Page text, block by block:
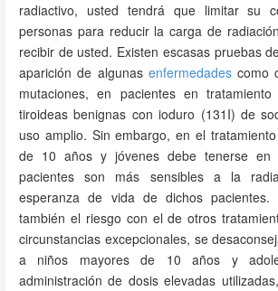
radiactivo, usted tendrá que limitar su
personas para reducir la carga de
recibir de usted. Existen escasas pruebas
aparición de algunas enfermedadescomo
mutaciones, en pacientes en
tiroideas benignas con ioduro (131I) de
uso amplio. Sin embargo, en el
de 10 años y jóvenes debe tenerse en
pacientes son más sensibles a la
esperanza de vida de dichos pacientes.
también el riesgo con el de otros
circunstancias excepcionales, se
a niños mayores de 10 años y
administración de dosis elevadas